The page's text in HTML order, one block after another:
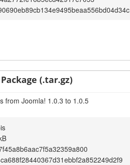
(.tar.gz)
from Joomla! 1.0.3 to 1.0.5